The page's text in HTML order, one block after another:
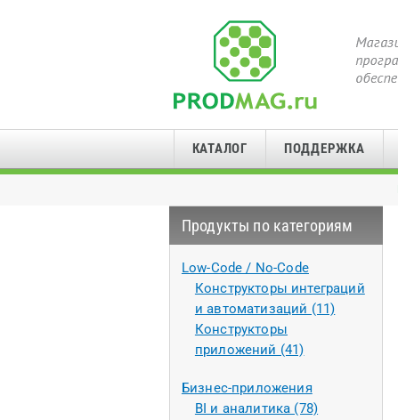
КАТАЛОГ ПОДДЕРЖКА
Продукты по категориям
Low-Code / No-Code
Конструкторы интеграций
и автоматизаций (11)
Конструкторы
приложений (41)
Бизнес-приложения
BI и аналитика (78)